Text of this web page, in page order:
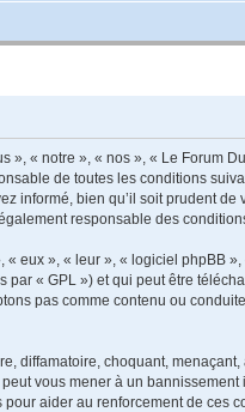
« notre », « nos », « Le Forum
de toutes les conditions
informé, bien qu’il soit prudent
responsable des
eux », « leur », « logiciel phpBB
par « GPL ») et qui peut être
pas comme contenu ou
diffamatoire, choquant,
vous mener à un
aider au renforcement de